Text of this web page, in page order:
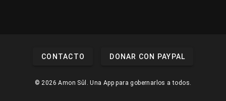
CONTACTO DONAR CON PAYPAL
© 2026 Amon Sûl. Una App para gobernarlos a todos.